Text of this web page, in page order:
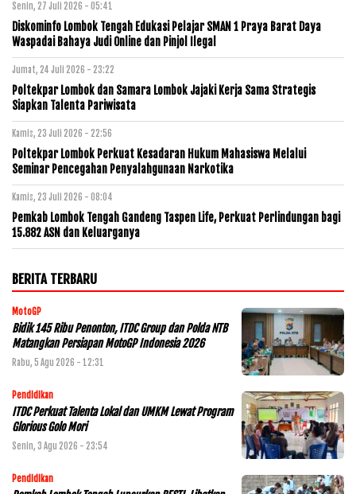
Senin, 27 Juli 2026 - 05:41
Diskominfo Lombok Tengah Edukasi Pelajar SMAN 1 Praya Barat Daya
Waspadai Bahaya Judi Online dan Pinjol Ilegal
Jumat, 24 Juli 2026 - 23:22
Poltekpar Lombok dan Samara Lombok Jajaki Kerja Sama Strategis
Siapkan Talenta Pariwisata
Kamis, 23 Juli 2026 - 22:56
Poltekpar Lombok Perkuat Kesadaran Hukum Mahasiswa Melalui
Seminar Pencegahan Penyalahgunaan Narkotika
Kamis, 23 Juli 2026 - 08:04
Pemkab Lombok Tengah Gandeng Taspen Life, Perkuat Perlindungan bagi
15.882 ASN dan Keluarganya
BERITA TERBARU
MotoGP
Bidik 145 Ribu Penonton, ITDC Group dan Polda NTB
Matangkan Persiapan MotoGP Indonesia 2026
Rabu, 5 Agu 2026 - 12:31
Pendidikan
ITDC Perkuat Talenta Lokal dan UMKM Lewat Program
Glorious Golo Mori
Senin, 3 Agu 2026 - 23:54
Pendidikan